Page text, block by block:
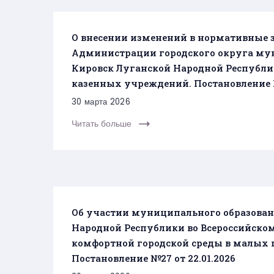
О внесении изменений в нормативные
Администрации городского округа
Кировск Луганской Народной
казенных учреждений. Постановление
30 марта 2026
Читать больше
Об участии муниципального
Народной Республики во
комфортной городской среды в малых
Постановление №27 от 22.01.2026